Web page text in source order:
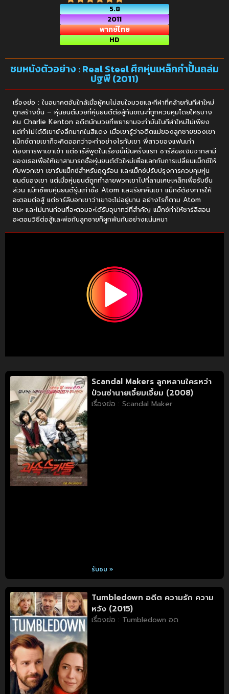
5.8
2011
พากย์ไทย
HD
ชมหนังตัวอย่าง : Real Steel ศึกหุ่นเหล็กกำปั้นถล่ม
ปฐพี (2011)
เรื่องย่อ : ในอนาคตอันใกล้เมื่อผู้คนไม่สนใจมวยและกีฬาที่คล้ายกันกีฬาใหม่
ถูกสร้างขึ้น – หุ่นยนต์มวยที่หุ่นยนต์ต่อสู้กันขณะที่ถูกควบคุมโดยใครบาง
คน Charlie Kenton อดีตนักมวยที่พยายามจะทำมันในกีฬาใหม่ไม่เพียง
แต่ทำไม่ได้ดีเขายังลึกมากในสีแดง เมื่อเขารู้ว่าอดีตแม่ของลูกชายของเขา
แม็กซ์ตายเขาก็จะคิดออกว่าจะทำอย่างไรกับเขา พี่สาวของแฟนเก่า
ต้องการพาเขาเข้า แต่ชาร์ลีพูดในเรื่องนี้เป็นครั้งแรก ชาร์ลีขอเงินจากสามี
ของเธอเพื่อให้เขาสามารถซื้อหุ่นยนต์ตัวใหม่เพื่อแลกกับการเปลี่ยนแม็กซ์ให้
กับพวกเขา เขารับแม็กซ์สำหรับฤดูร้อน และแม็กซ์ปรับปรุงการควบคุมหุ่น
ยนต์ของเขา แต่เมื่อหุ่นยนต์ถูกทำลายพวกเขาไปที่ลานเศษเหล็กเพื่อรับชิ้น
ส่วน แม็กซ์พบหุ่นยนต์รุ่นเก่าชื่อ Atom และเรียกคืนเขา แม็กซ์ต้องการให้
อะตอมต่อสู้ แต่ชาร์ลีบอกเขาว่าเขาจะไม่อยู่นาน อย่างไรก็ตาม Atom
ชนะ และไม่นานก่อนที่อะตอมจะได้รับอุบาทว์ที่สำคัญ แม็กซ์ทำให้ชาร์ลีสอน
อะตอมวิธีต่อสู้และพ่อกับลูกชายก็ผูกพันกันอย่างแน่นหนา
Scandal Makers ลูกหลานใครหว่า
ป่วนซ่านายเจี๋ยมเจี้ยม (2008)
เรื่องย่อ : Scandal Maker
รับชม »
Tumbledown อดีต ความรัก ความ
หวัง (2015)
เรื่องย่อ : Tumbledown อด